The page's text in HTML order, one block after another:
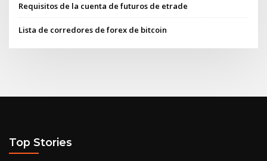
Requisitos de la cuenta de futuros de etrade
Lista de corredores de forex de bitcoin
Top Stories